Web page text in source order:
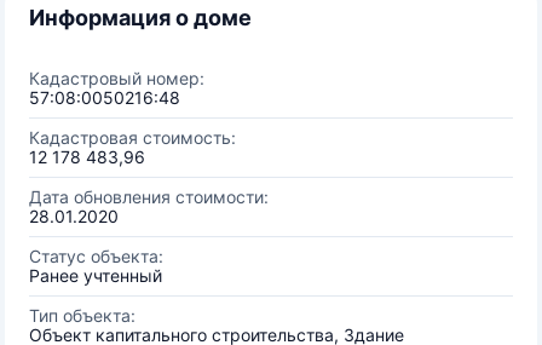
Информация о доме
Кадастровый номер:
57:08:0050216:48
Кадастровая стоимость:
12 178 483,96
Дата обновления стоимости:
28.01.2020
Статус объекта:
Ранее учтенный
Тип объекта:
Объект капитального строительства, Здание